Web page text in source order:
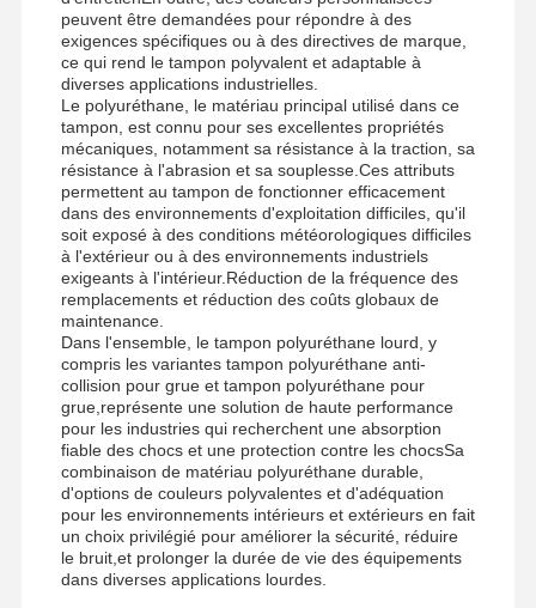
Nous
Visite D'usine Contrôle De
La Qualité
Contact Nouvelles
Tous Les Cas
Causez
Maintenant
roues de grue
Tambour de câble métallique
Crochet à grue
Chariot d'extrémité
peuvent être demandées pour répondre à des
exigences spécifiques ou à des directives de marque,
ce qui rend le tampon polyvalent et adaptable à
diverses applications industrielles.
Le polyuréthane, le matériau principal utilisé dans ce
tampon, est connu pour ses excellentes propriétés
mécaniques, notamment sa résistance à la traction, sa
résistance à l'abrasion et sa souplesse.Ces attributs
permettent au tampon de fonctionner efficacement
dans des environnements d'exploitation difficiles, qu'il
soit exposé à des conditions météorologiques difficiles
à l'extérieur ou à des environnements industriels
exigeants à l'intérieur.Réduction de la fréquence des
remplacements et réduction des coûts globaux de
maintenance.
Dans l'ensemble, le tampon polyuréthane lourd, y
compris les variantes tampon polyuréthane anti-
collision pour grue et tampon polyuréthane pour
grue,représente une solution de haute performance
pour les industries qui recherchent une absorption
fiable des chocs et une protection contre les chocsSa
combinaison de matériau polyuréthane durable,
d'options de couleurs polyvalentes et d'adéquation
pour les environnements intérieurs et extérieurs en fait
un choix privilégié pour améliorer la sécurité, réduire
le bruit,et prolonger la durée de vie des équipements
dans diverses applications lourdes.